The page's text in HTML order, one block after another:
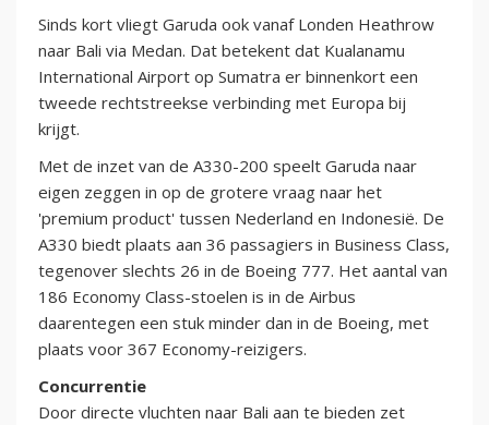
Sinds kort vliegt Garuda ook vanaf Londen Heathrow
naar Bali via Medan. Dat betekent dat Kualanamu
International Airport op Sumatra er binnenkort een
tweede rechtstreekse verbinding met Europa bij
krijgt.
Met de inzet van de A330-200 speelt Garuda naar
eigen zeggen in op de grotere vraag naar het
'premium product' tussen Nederland en Indonesië. De
A330 biedt plaats aan 36 passagiers in Business Class,
tegenover slechts 26 in de Boeing 777. Het aantal van
186 Economy Class-stoelen is in de Airbus
daarentegen een stuk minder dan in de Boeing, met
plaats voor 367 Economy-reizigers.
Concurrentie
Door directe vluchten naar Bali aan te bieden zet